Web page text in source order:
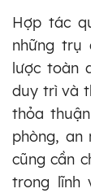
Hợp tác
những trụ
lược toàn
duy trì và
thỏa
phòng,
cũng cần
trong lĩnh